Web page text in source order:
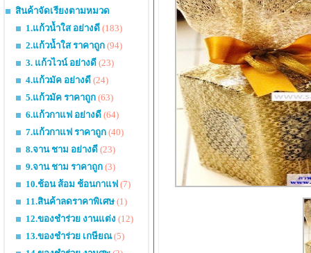
สินค้าจัดเรียงตามหมวด
1.แก้วน้ำใส อย่างดี (183)
2.แก้วน้ำใส ราคาถูก (94)
3. แก้วไวน์ อย่างดี (23)
4.แก้วมัค อย่างดี (24)
5.แก้วมัค ราคาถูก (63)
6.แก้วกาแฟ อย่างดี (64)
7.แก้วกาแฟ ราคาถูก (40)
8.จาน ชาม อย่างดี (23)
9.จาน ชาม ราคาถูก (3)
10.ช้อน ส้อม ช้อนกาแฟ (7)
11.สินค้าลดราคาพิเศษ (1)
12.ของชำร่วย งานแต่ง (12)
13.ของชำร่วย เกษียณ(5)